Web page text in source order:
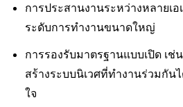
การประสานงานระหว่างหลายเ
ระดับการทำงานขนาดใหญ่
การรองรับมาตรฐานแบบเปิด เช่
สร้างระบบนิเวศที่ทำงานร่วมกั
ใจ